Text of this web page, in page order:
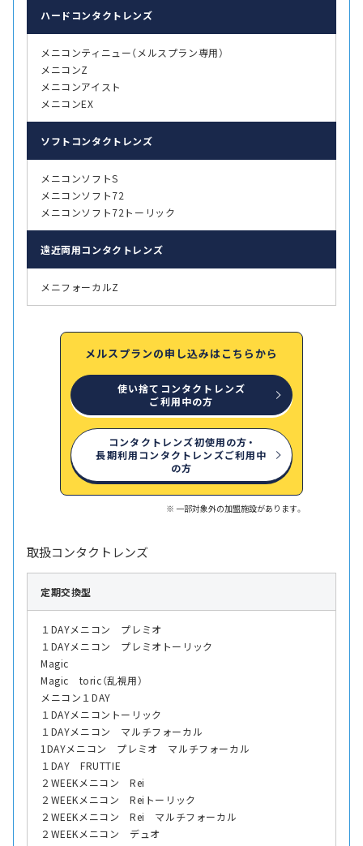
ハード コンタクトレンズ
メニコンティニュー（メルスプラン専用）
メニコンZ
メニコンアイスト
メニコンEX
ソフト コンタクトレンズ
メニコンソフトS
メニコンソフト72
メニコンソフト72トーリック
遠近両用コンタクトレンズ
メニフォーカルZ
メルスプランの申し込みはこちらから
使い捨てコンタクトレンズ
ご利用中の方
コンタクトレンズ初使用の方・
長期利用コンタクトレンズご利用中
の方
一部対象外の加盟施設があります。
取扱コンタクトレンズ
定期交換型
１DAYメニコン プレミオ
１DAYメニコン プレミオトーリック
Magic
Magic toric（乱視用）
メニコン１DAY
１DAYメニコントーリック
１DAYメニコン マルチフォーカル
1DAYメニコン プレミオ マルチフォーカル
１DAY FRUTTIE
２WEEKメニコン Rei
２WEEKメニコン Reiトーリック
２WEEKメニコン Rei マルチフォーカル
２WEEKメニコン デュオ